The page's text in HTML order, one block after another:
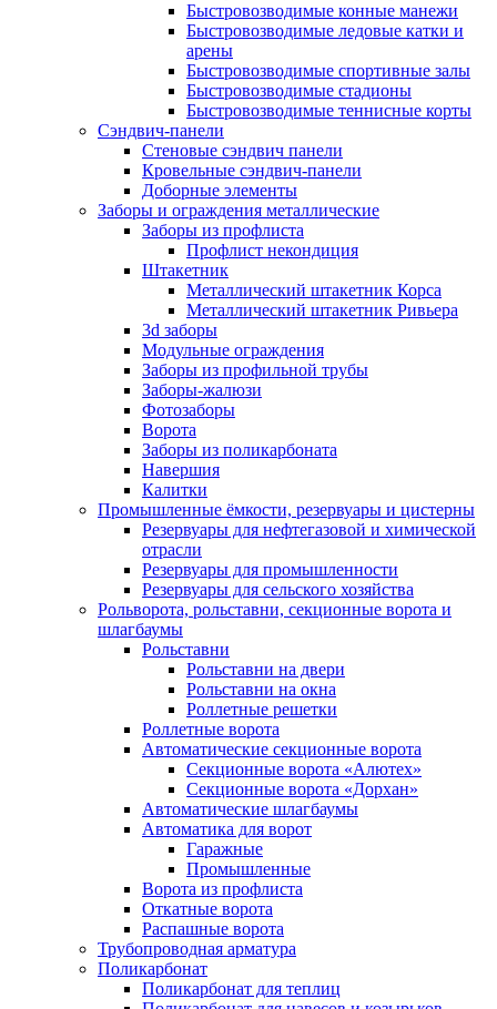
Быстровозводимые конные манежи
Быстровозводимые ледовые катки и
арены
Быстровозводимые спортивные залы
Быстровозводимые стадионы
Быстровозводимые теннисные корты
Сэндвич-панели
Стеновые сэндвич панели
Кровельные сэндвич-панели
Доборные элементы
Заборы и ограждения металлические
Заборы из профлиста
Профлист некондиция
Штакетник
Металлический штакетник Корса
Металлический штакетник Ривьера
3d заборы
Модульные ограждения
Заборы из профильной трубы
Заборы-жалюзи
Фотозаборы
Ворота
Заборы из поликарбоната
Навершия
Калитки
Промышленные ёмкости, резервуары и цистерны
Резервуары для нефтегазовой и химической
отрасли
Резервуары для промышленности
Резервуары для сельского хозяйства
Рольворота, рольставни, секционные ворота и
шлагбаумы
Рольставни
Рольставни на двери
Рольставни на окна
Роллетные решетки
Роллетные ворота
Автоматические секционные ворота
Секционные ворота «Алютех»
Секционные ворота «Дорхан»
Автоматические шлагбаумы
Автоматика для ворот
Гаражные
Промышленные
Ворота из профлиста
Откатные ворота
Распашные ворота
Трубопроводная арматура
Поликарбонат
Поликарбонат для теплиц